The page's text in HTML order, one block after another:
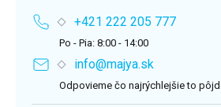
+421 222 205 777
Po - Pia: 8:00 - 14:00
info@majya.sk
Odpovieme čo najrýchlejšie to